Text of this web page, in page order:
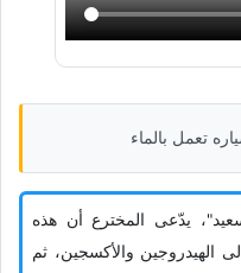
تعمل بالماء
یدّعی المخترع أن هذه
الهیدروجین والأکسجین، ثم